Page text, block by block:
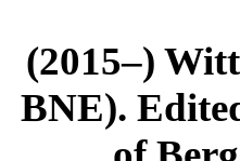
(2015–)
BNE).